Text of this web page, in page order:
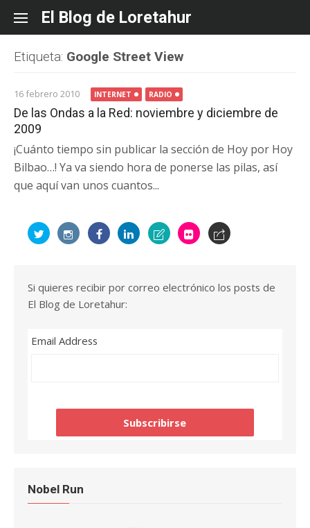
content
El Blog de Loretahur
Etiqueta: Google Street View
16 febrero 2010 INTERNET RADIO
De las Ondas a la Red: noviembre y diciembre de
2009
¡Cuánto tiempo sin publicar la sección de Hoy por Hoy
Bilbao…! Ya va siendo hora de ponerse las pilas, así
que aquí van unos cuantos...
Si quieres recibir por correo electrónico los posts de
El Blog de Loretahur:
Email Address
Nobel Run